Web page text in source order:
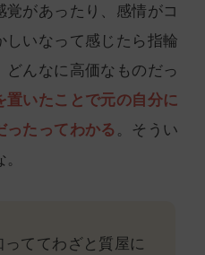
があったり、感情がコ
いなって感じたら指輪
んなに高価なものだっ
置いたことで元の自分に
ったってわかる 。そうい
ててわざと質屋に